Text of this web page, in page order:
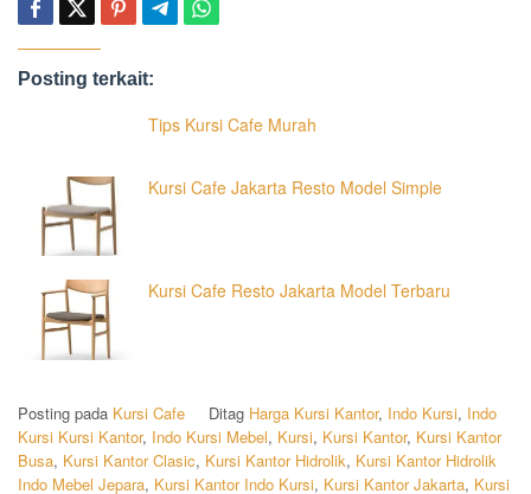
Posting terkait:
Tips Kursi Cafe Murah
Kursi Cafe Jakarta Resto Model Simple
Kursi Cafe Resto Jakarta Model Terbaru
Posting pada Kursi Cafe Ditag Harga Kursi Kantor, Indo Kursi, Indo
Kursi Kursi Kantor, Indo Kursi Mebel, Kursi, Kursi Kantor, Kursi Kantor
Busa, Kursi Kantor Clasic, Kursi Kantor Hidrolik, Kursi Kantor Hidrolik
Indo Mebel Jepara, Kursi Kantor Indo Kursi, Kursi Kantor Jakarta, Kursi